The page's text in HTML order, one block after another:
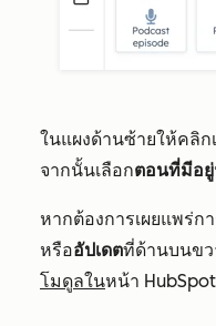
ในแผงด้านซ้ายให้คลิก
จากนั้นเลือกตอนที่มีอยู่
หากต้องการเผยแพร่ก
หรืออัปเดตที่ด้านบนขว
โมดูลในหน้า